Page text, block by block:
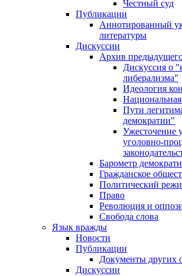
Честный суд
Публикации
Аннотированный
литературы
Дискуссии
Архив
Дискуссия о
либерализма"
Идеология
Пути
демократии"
Ужесточение
уголовно-
Барометр
Гражданское
Политический
Право
Революция и
Свобода слова
Язык вражды
Новости
Публикации
Документы других
Дискуссии